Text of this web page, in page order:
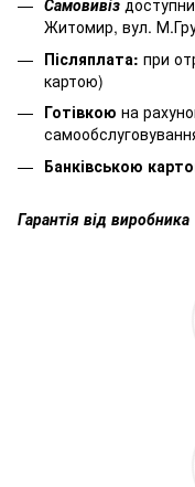
Самовивіз
Житомир, вул.
Післяплата: при
картою)
Готівкою на
Банківською
Гарантія від виробника